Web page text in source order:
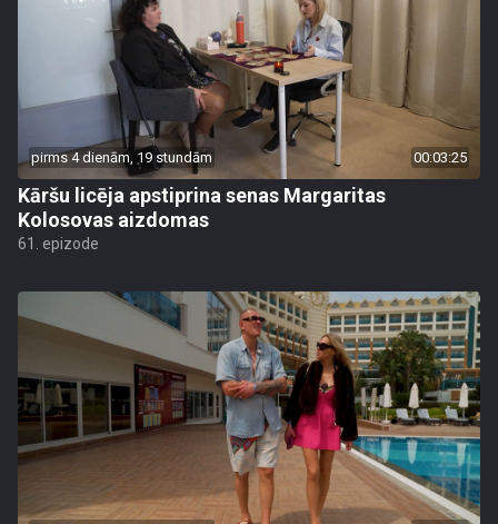
pirms 4 dienām, 19 stundām 00:03:25
Kāršu licēja apstiprina senas Margaritas
Kolosovas aizdomas
61. epizode